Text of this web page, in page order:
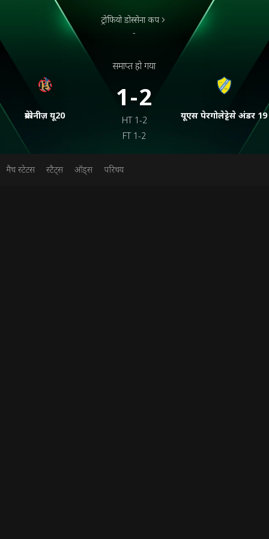
क्रेमोनीज़ यू20
ट्रोफियो डोस्सेना कप
-
समाप्त हो गया
1-2
HT 1-2
FT 1-2
यूएस पेरगोलेट्टेसे अंडर 19
मैच स्टेटस स्टैट्स ऑड्स परिचय